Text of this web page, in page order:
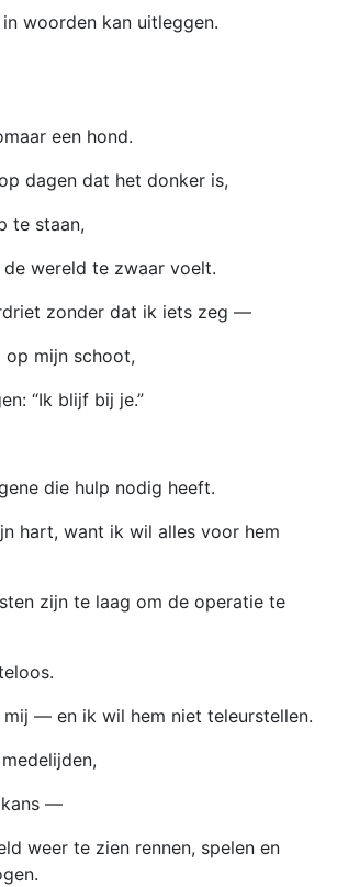
woorden kan uitleggen.
een hond.
dagen dat het donker is,
te staan,
wereld te zwaar voelt.
zonder dat ik iets zeg —
mijn schoot,
“Ik blijf bij je.”
die hulp nodig heeft.
hart, want ik wil alles voor hem
zijn te laag om de operatie te
— en ik wil hem niet teleurstellen.
kans —
weer te zien rennen, spelen en